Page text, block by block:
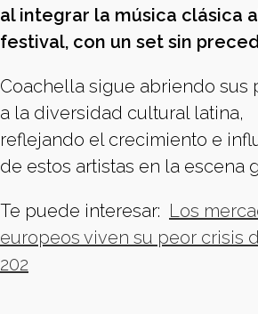
al integrar la música clásica
festival, con un set sin
Coachella sigue abriendo sus
a la diversidad cultural latina,
reflejando el crecimiento e
de estos artistas en la escena
Te puede interesar: Los
europeos viven su peor crisis
202